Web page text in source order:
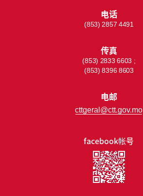
facebook帐号
电话
(853) 2857 4491
传真
(853) 2833 6603 ;
(853) 8396 8603
电邮
cttgeral@ctt.gov.mo